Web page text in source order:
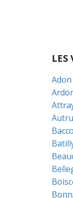
LES
Adon